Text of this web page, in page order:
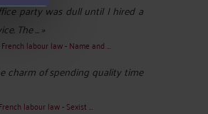
party was dull until I hired a
The ... »
French labour law - Name and ...
charm of spending quality time
French labour law - Sexist ...